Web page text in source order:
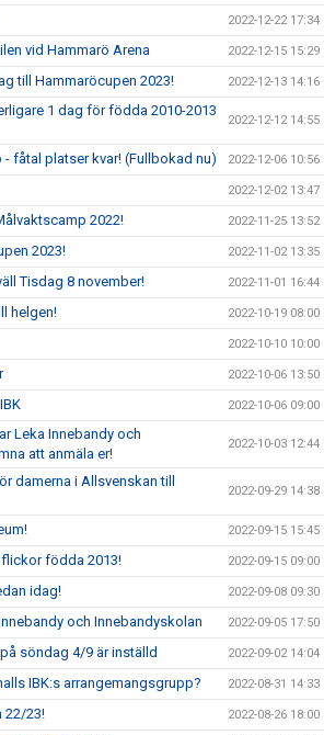
2022-12-22 17:34
vid Hammarö Arena 2022-12-15 15:29
till Hammaröcupen 2023! 2022-12-13 14:16
1 dag för födda 2010-2013
2022-12-12 14:55
fåtal platser kvar! (Fullbokad nu) 2022-12-06 10:56
2022-12-02 13:47
2022! 2022-11-25 13:52
2023! 2022-11-02 13:35
Tisdag 8 november! 2022-11-01 16:44
helgen! 2022-10-19 08:00
2022-10-10 10:00
2022-10-06 13:50
2022-10-06 09:00
Leka Innebandy och
att anmäla er!
2022-10-03 12:44
damerna i Allsvenskan till
2022-09-29 14:38
2022-09-15 15:45
födda 2013! 2022-09-15 09:00
idag! 2022-09-08 09:30
och Innebandyskolan 2022-09-05 17:50
söndag 4/9 är inställd 2022-09-02 14:04
IBK:s arrangemangsgrupp? 2022-08-31 14:33
22/23! 2022-08-26 18:00